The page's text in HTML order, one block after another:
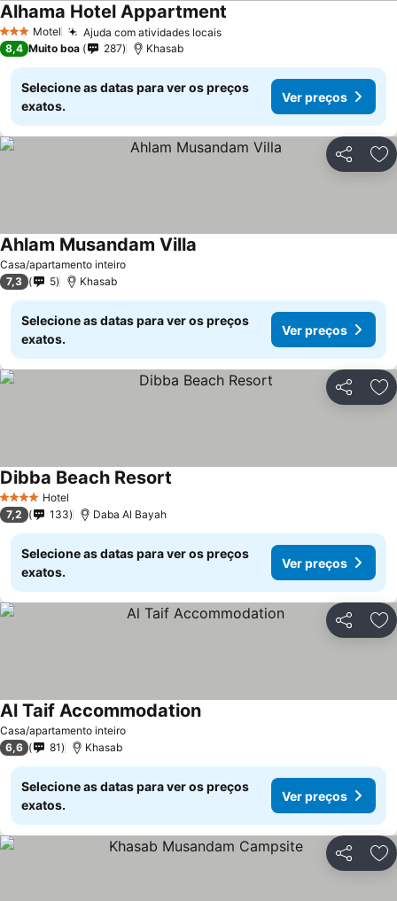
3 EstrelasMotel Ajuda com atividades locais
Alhama Hotel Appartment
8,4 Muito boa 287 Khasab
Selecione as datas para ver os preços
exatos.
Ver preços
Partilhar
Casa/apartamento inteiro
Ahlam Musandam Villa
7,3 5 Khasab
Selecione as datas para ver os preços
exatos.
Ver preços
Partilhar
4 EstrelasHotel
Dibba Beach Resort
7,2 133 Daba Al Bayah
Selecione as datas para ver os preços
exatos.
Ver preços
Partilhar
Casa/apartamento inteiro
Al Taif Accommodation
6,6 81 Khasab
Selecione as datas para ver os preços
exatos.
Ver preços
Partilhar